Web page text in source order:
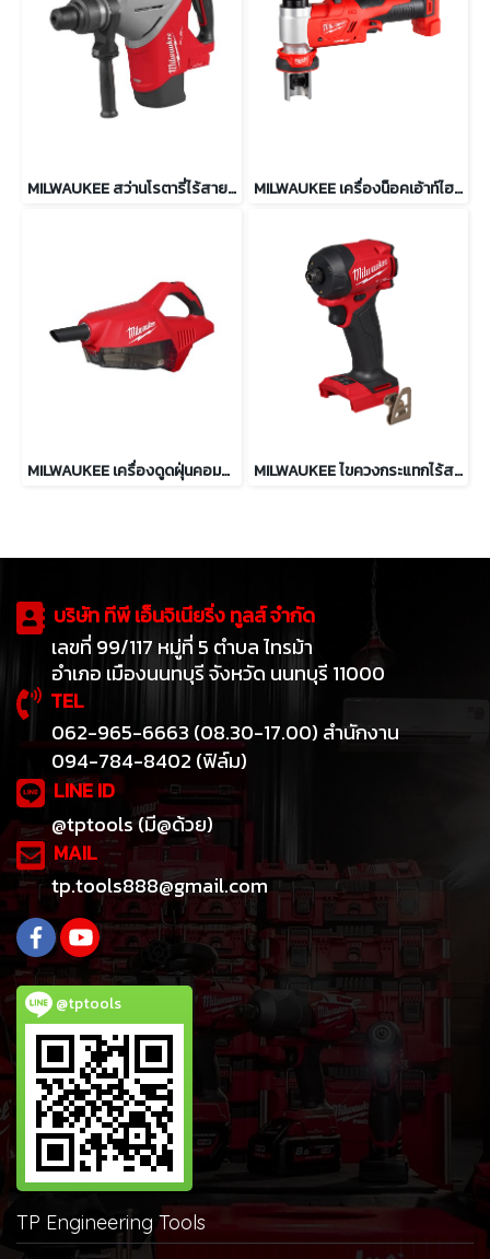
MILWAUKEE สว่านโรตารี่ไร้สาย 45 มม. SDS MAX รุ่น M18 FHACO745-0 MILWAUKEE เครื่องน็อคเอ้าท์ไฮดรอลิค 6 ตัน รุ่น M18 HKP-0C
MILWAUKEE เครื่องดูดฝุ่นคอมแพ็ค 750 มล. รุ่น M18 BLCV2-0 MILWAUKEE ไขควงกระแทกไร้สาย ไฮดรอลิค 18V รุ่น M18 FQID2-0
บริษัท ทีพี เอ็นจิเนียริ่ง ทูลส์ จำกัด
เลขที่ 99/117 หมู่ที่ 5 ตำบล ไทรม้า
อำเภอ เมืองนนทบุรี จังหวัด นนทบุรี 11000
TEL
062-965-6663 (08.30-17.00) สำนักงาน
094-784-8402 (ฟิล์ม)
LINE ID
@tptools (มี@ด้วย)
MAIL
tp.tools888@gmail.com
@tptools
TP Engineering Tools